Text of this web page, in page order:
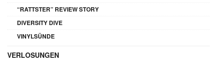
“RATTSTER” REVIEW STORY
DIVERSITY DIVE
VINYLSÜNDE
VERLOSUNGEN